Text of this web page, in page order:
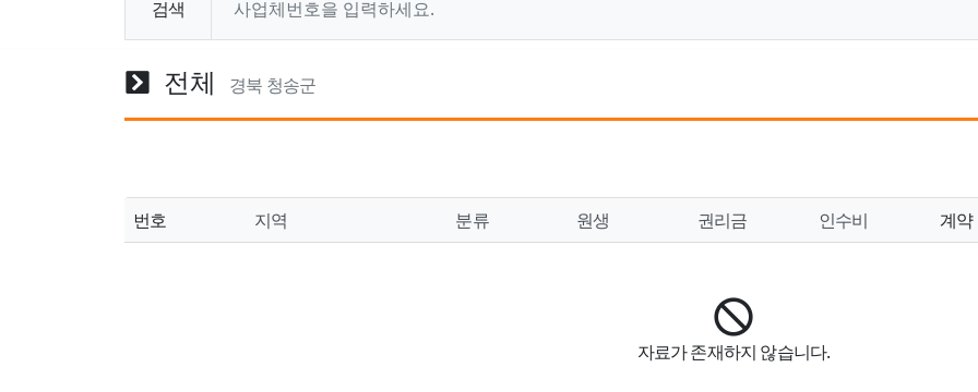
검색
전체 경북 청송군
번호 지역 분류 원생 권리금 인수비 계약
자료가 존재하지 않습니다.